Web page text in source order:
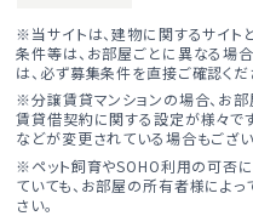
※当サイトは、建物に関するサイト
条件等は、お部屋ごとに異なる場
は、必ず募集条件を直接ご確認くだ
※分譲賃貸マンションの場合、お部
賃貸借契約に関する設定が様々です
などが変更されている場合もござい
※ペット飼育やSOHO利用の可否
ていても、お部屋の所有者様によ
さい。